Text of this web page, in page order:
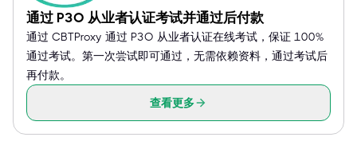
通过 P3O 从业者认证考试并通过后付款
通过 CBTProxy 通过 P3O 从业者认证在线考试，保证 100%
通过考试。第一次尝试即可通过，无需依赖资料，通过考试后
再付款。
查看更多